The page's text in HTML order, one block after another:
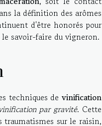
la définition des arômes
d'être honorés pour
savoir-faire du vigneron.
techniques de vinification
par gravité. Cette
traumatismes sur le raisin,